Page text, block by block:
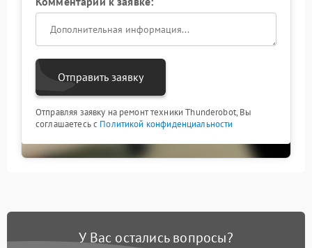
Отправить заявку
Отправляя заявку на ремонт техники Thunderobot, Вы
соглашаетесь с Политикой конфиденциальности
У Вас остались вопросы?